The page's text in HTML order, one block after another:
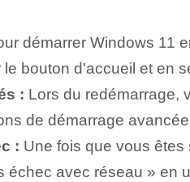
démarrer Windows 11
bouton d'accueil et en
: Lors du redémarrage,
de démarrage
: Une fois que vous
avec réseau » en